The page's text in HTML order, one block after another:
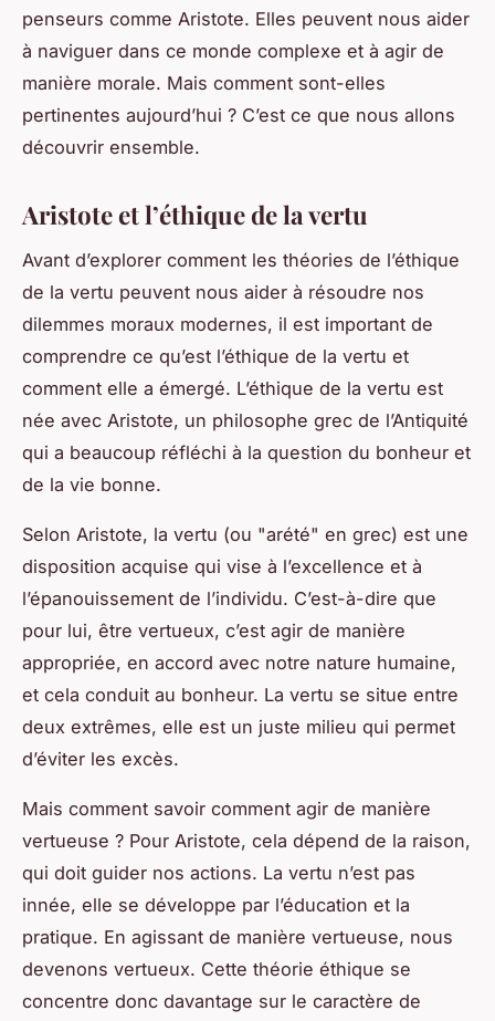
penseurs comme Aristote. Elles peuvent nous aider
à naviguer dans ce monde complexe et à agir de
manière morale. Mais comment sont-elles
pertinentes aujourd’hui ? C’est ce que nous allons
découvrir ensemble.
Aristote et l’éthique de la vertu
Avant d’explorer comment les théories de l’éthique
de la vertu peuvent nous aider à résoudre nos
dilemmes moraux modernes, il est important de
comprendre ce qu’est l’éthique de la vertu et
comment elle a émergé. L’éthique de la vertu est
née avec Aristote, un philosophe grec de l’Antiquité
qui a beaucoup réfléchi à la question du bonheur et
de la vie bonne.
Selon Aristote, la vertu (ou "arété" en grec) est une
disposition acquise qui vise à l’excellence et à
l’épanouissement de l’individu. C’est-à-dire que
pour lui, être vertueux, c’est agir de manière
appropriée, en accord avec notre nature humaine,
et cela conduit au bonheur. La vertu se situe entre
deux extrêmes, elle est un juste milieu qui permet
d’éviter les excès.
Mais comment savoir comment agir de manière
vertueuse ? Pour Aristote, cela dépend de la raison,
qui doit guider nos actions. La vertu n’est pas
innée, elle se développe par l’éducation et la
pratique. En agissant de manière vertueuse, nous
devenons vertueux. Cette théorie éthique se
concentre donc davantage sur le caractère de